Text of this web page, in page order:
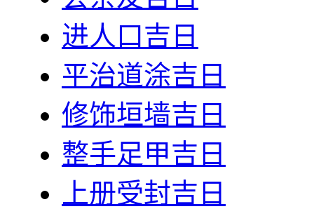
进人口吉日
平治道涂吉日
修饰垣墙吉日
整手足甲吉日
上册受封吉日